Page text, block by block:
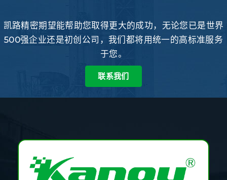
凯路精密期望能帮助您取得更大的成功，无论您已是世界
500强企业还是初创公司，我们都将用统一的高标准服务
于您。
联系我们